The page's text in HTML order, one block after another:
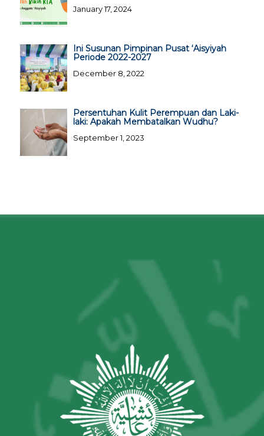
January 17, 2024
Ini Susunan Pimpinan Pusat ‘Aisyiyah
Periode 2022-2027
December 8, 2022
Persentuhan Kulit Perempuan dan Laki-
laki: Apakah Membatalkan Wudhu?
September 1, 2023